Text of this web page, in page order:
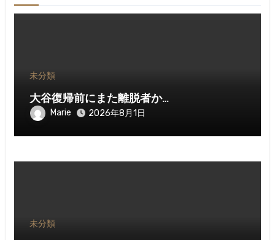
未分類
大谷復帰前にまた離脱者か…
Marie 2026年8月1日
未分類